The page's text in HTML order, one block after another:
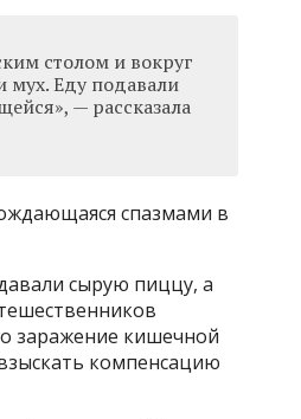
столом и вокруг
мух. Еду подавали
— рассказала
спазмами в
сырую пиццу, а
заражение кишечной
компенсацию